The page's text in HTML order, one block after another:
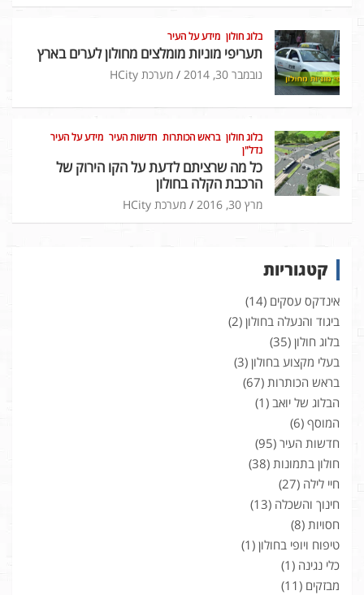
בלוג חולון מידע על העיר
תעריפי מוניות מומלצים מחולון לערים בארץ
נובמבר 30, 2014 מערכת HCity
בלוג חולון בראש הכותרות חדשות העיר מידע על העיר
נדל"ן
כל מה שרציתם לדעת על הקו הירוק של
הרכבת הקלה בחולון
מרץ 30, 2016 מערכת HCity
קטגוריות
אינדקס עסקים (14)
ביגוד והנעלה בחולון (2)
בלוג חולון (35)
בעלי מקצוע בחולון (3)
בראש הכותרות (67)
הבלוג של יואב (1)
המוסף (6)
חדשות העיר (95)
חולון בתמונות (38)
חיי לילה (27)
חינוך והשכלה (13)
חסויות (8)
טיפוח ויופי בחולון (1)
כלי נגינה (1)
מבזקים (11)